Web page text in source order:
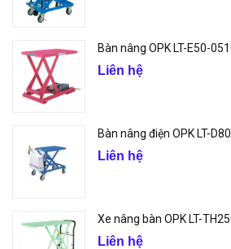
Bàn nâng OPK LT-E50-
Liên hệ
Bàn nâng điện OPK LT-
Liên hệ
Xe nâng bàn OPK LT-
Liên hệ